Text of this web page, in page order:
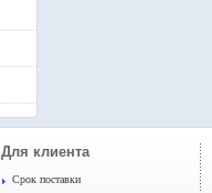
Для клиента
Срок поставки